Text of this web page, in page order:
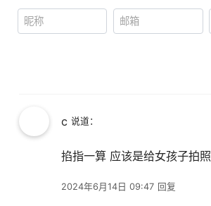
c 说道：
2024年6月14日 09:47
掐指一算 应该是给女孩子拍照
回复